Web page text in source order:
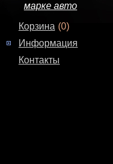
марке авто
Корзина (0)
Информация
Контакты